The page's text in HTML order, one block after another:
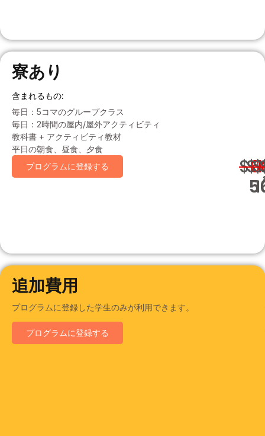
寮あり
含まれるもの:
毎日：5コマのグループクラス
毎日：2時間の屋内/屋外アクティビティ
教科書 + アクティビティ教材
平日の朝食、昼食、夕食
プログラムに登録する
$$$
追加費用
プログラムに登録した学生のみが利用できます。
プログラムに登録する